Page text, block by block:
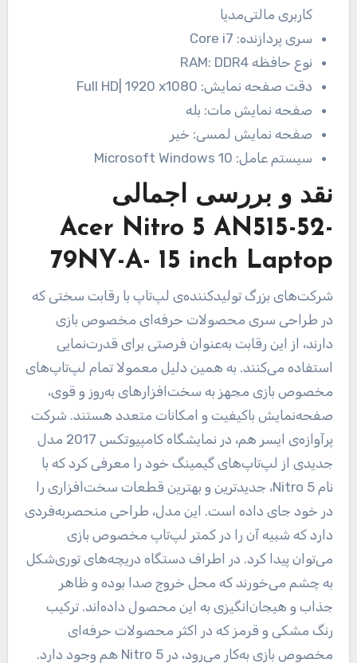
کاربری مالتی‌مدیا
سری پردازنده: Core i7
نوع حافظه RAM: DDR4
دقت صفحه نمایش: Full HD| 1920 x1080
صفحه نمایش مات: بله
صفحه نمایش لمسی: خیر
سیستم عامل: Microsoft Windows 10
نقد و بررسی اجمالی
Acer Nitro 5 AN515-52-
79NY-A- 15 inch Laptop
شرکت‌های بزرگ تولیدکننده‌ی لپ‌تاپ با رقابت سختی که
در طراحی سری محصولات حرفه‌ای مخصوص بازی
دارند، از این رقابت به‌عنوان فرصتی برای قدرت‌نمایی
استفاده می‌کنند. به همین دلیل معمولا تمام لپ‌تاپ‌های
مخصوص بازی مجهز به سخت‌افزارهای به‌روز و قوی،
صفحه‌نمایش باکیفیت و امکانات متعدد هستند. شرکت
پرآوازه‌ی ایسر هم، در نمایشگاه کامپیوتکس 2017 مدل
جدیدی از لپ‌تاپ‌های گیمینگ خود را معرفی کرد که با
نام Nitro 5، جدیدترین و بهترین قطعات سخت‌افزاری را
در خود جای داده است. این مدل، طراحی منحصربه‌فردی
دارد که شبیه آن را در کمتر لپ‌تاپ مخصوص بازی
می‌توان پیدا کرد. در اطراف دستگاه دریچه‌های توری‌شکل
به چشم می‌خورند که محل خروج صدا بوده و ظاهر
جذاب و هیجان‌انگیزی به این محصول داده‌اند. ترکیب
رنگ مشکی و قرمز که در اکثر محصولات حرفه‌ای
مخصوص بازی به‌کار می‌رود، در Nitro 5 هم وجود دارد.